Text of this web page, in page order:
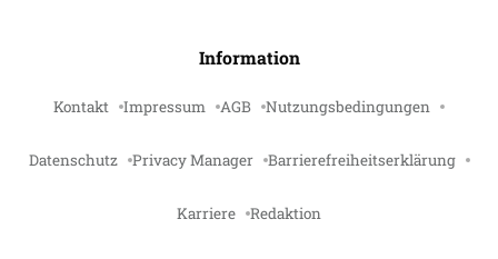
Information
Kontakt Impressum AGB Nutzungsbedingungen
Datenschutz Privacy Manager Barrierefreiheitserklärung
Karriere Redaktion